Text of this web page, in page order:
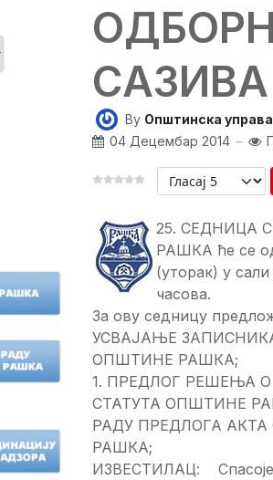
By Општинска
04 Децембар 2014
Оцените
25. СЕДНИЦА
РАШКА ће се
(уторак) у
часова.
За ову седницу
УСВАЈАЊЕ
ОПШТИНЕ РАШКА;
1. ПРЕДЛОГ РЕШЕЊА
СТАТУТА ОПШТИНЕ
РА­ДУ ПРЕДЛОГА
РАШКА;
ИЗВЕСТИЛАЦ: Спасоје